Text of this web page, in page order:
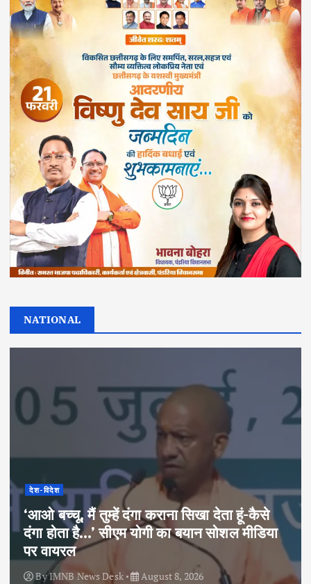
NATIONAL
देश-विदेश
‘आओ बच्चू, मैं तुम्हें दंगा कराना सिखा देता हूं-कैसे
दंगा होता है…’ सीएम योगी का बयान सोशल मीडिया
पर वायरल
ByIMNB News Desk August 8, 2026